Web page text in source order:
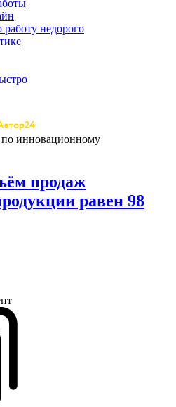
работу недорого
по инновационному
продаж
равен 98